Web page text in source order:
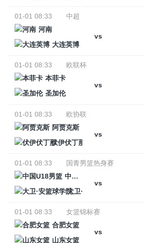
01-01 08:33
中超
河南
vs
大连英博
01-01 08:33
欧联杯
本菲卡
vs
圣加伦
01-01 08:33
欧协联
阿贾克斯
vs
伏伊伏丁那
01-01 08:33
国青男篮热身赛
中国U18男篮
vs
大卫·安篮球学院
01-01 08:33
女篮锦标赛
合肥女篮
vs
山东女篮